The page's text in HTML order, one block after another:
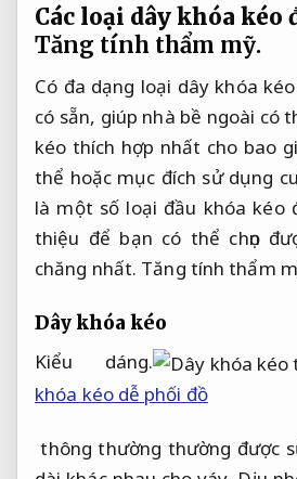
Các loại dây khóa kéo
Tăng tính thẩm mỹ.
Có đa dạng loại dây khóa
có sẵn, giúp nhà bề ngoài có
kéo thích hợp nhất cho bao
thể hoặc mục đích sử dụng
là một số loại đầu khóa kéo
thiệu để bạn có thể chọn
chăng nhất. Tăng tính thẩm
Dây khóa kéo
Kiểu dáng.
khóa kéo dễ phối đồ
thông thường thường được